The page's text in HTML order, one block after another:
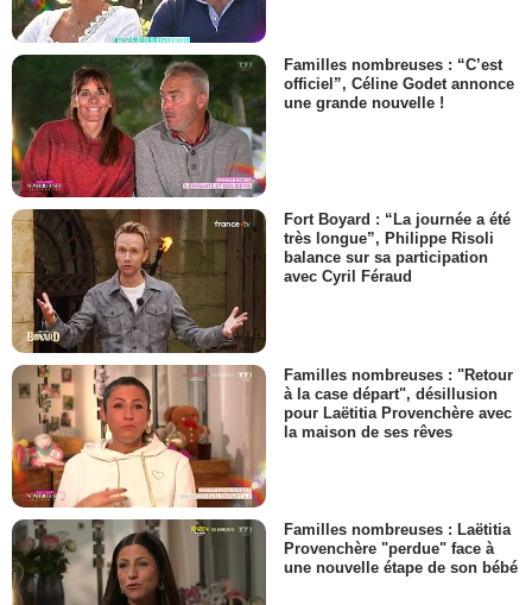
Familles nombreuses : “C’est
officiel”, Céline Godet annonce
une grande nouvelle !
Fort Boyard : “La journée a été
très longue”, Philippe Risoli
balance sur sa participation
avec Cyril Féraud
Familles nombreuses : "Retour
à la case départ", désillusion
pour Laëtitia Provenchère avec
la maison de ses rêves
Familles nombreuses : Laëtitia
Provenchère "perdue" face à
une nouvelle étape de son bébé